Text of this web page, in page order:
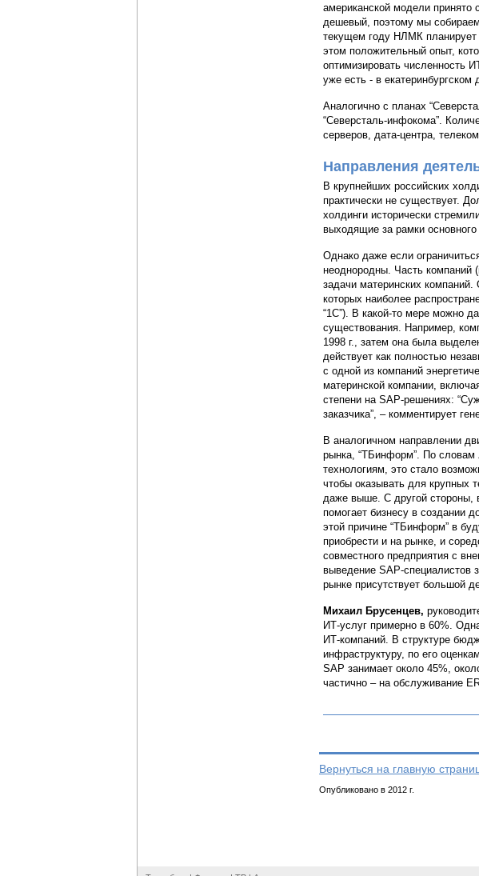
американской модели принято
дешевый, поэтому мы
текущем году НЛМК планирует
этом положительный опыт,
оптимизировать численность
уже есть - в екатеринбургском
Аналогично с планах
“Северсталь-инфокома”.
серверов, дата-центра,
Направления
В крупнейших российских
практически не существует.
холдинги исторически
выходящие за рамки основного
Однако даже если
неоднородны. Часть компаний
задачи материнских
которых наиболее
“1C”). В какой-то мере можно
существования. Например,
1998 г., затем она была
действует как полностью
с одной из компаний
материнской компании,
степени на SAP-решениях:
заказчика”, – комментирует
В аналогичном направлении
рынка, “ТБинформ”. По словам
технологиям, это стало
чтобы оказывать для крупных
даже выше. С другой стороны,
помогает бизнесу в создании
этой причине “ТБинформ” в
приобрести и на рынке, и
совместного предприятия с
выведение SAP-специалистов
рынке присутствует большой
Михаил Брусенцев,
ИТ-услуг примерно в 60%.
ИТ-компаний. В структуре
инфраструктуру, по его
SAP занимает около 45%,
частично – на обслуживание
Вернуться на главную
Опубликовано в 2012 г.